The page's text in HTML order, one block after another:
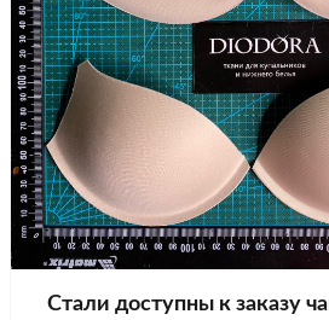
Стали доступны к заказу